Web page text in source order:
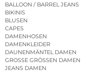
BALLOON / BARREL JEANS
BIKINIS
BLUSEN
CAPES
DAMENHOSEN
DAMENKLEIDER
DAUNENMÄNTEL DAMEN
GROSSE GRÖSSEN DAMEN
JEANS DAMEN